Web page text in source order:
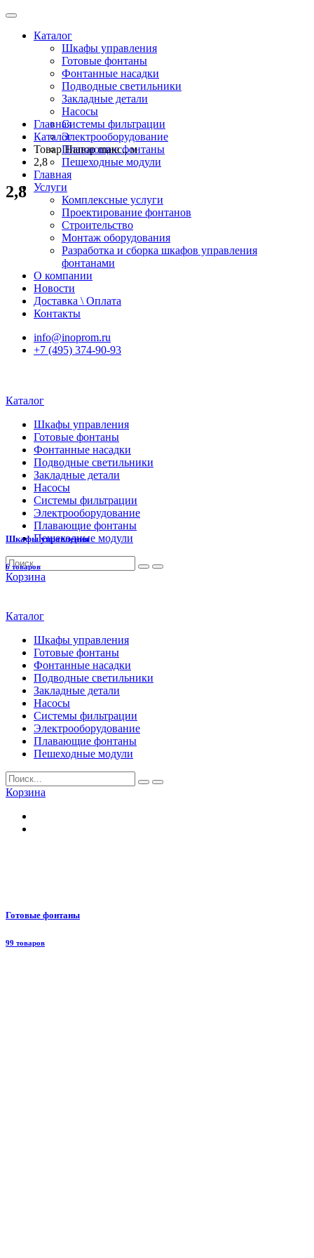
Каталог
Шкафы управления
Готовые фонтаны
Фонтанные насадки
Подводные светильники
Закладные детали
Насосы
Системы фильтрации
Электрооборудование
Плавающие фонтаны
Пешеходные модули
Главная
Услуги
Комплексные услуги
Проектирование фонтанов
Строительство
Монтаж оборудования
Разработка и сборка шкафов управления
фонтанами
О компании
Новости
Доставка \ Оплата
Контакты
info@inoprom.ru
+7 (495) 374-90-93
Каталог
Шкафы управления
Готовые фонтаны
Фонтанные насадки
Подводные светильники
Закладные детали
Насосы
Системы фильтрации
Электрооборудование
Плавающие фонтаны
Пешеходные модули
Корзина
Каталог
Шкафы управления
Готовые фонтаны
Фонтанные насадки
Подводные светильники
Закладные детали
Насосы
Системы фильтрации
Электрооборудование
Плавающие фонтаны
Пешеходные модули
Корзина
Главная
Каталог
Товар Напор maкс., м
2,8
2,8
Шкафы управления
6 товаров
Готовые фонтаны
99 товаров